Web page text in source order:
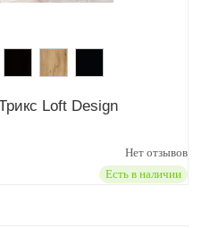
Loft Design
Нет отзывов
Есть в наличии